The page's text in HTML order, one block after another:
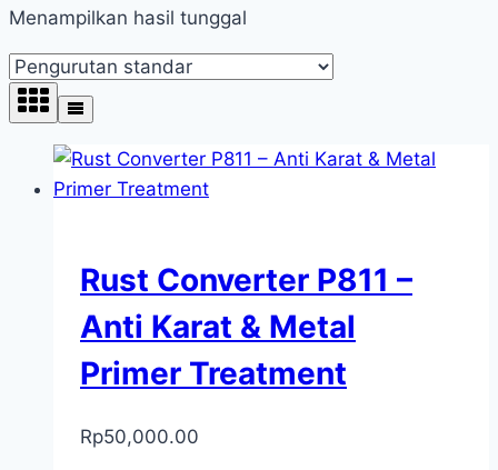
Menampilkan hasil tunggal
Rust Converter P811 –
Anti Karat & Metal
Primer Treatment
Rp50,000.00